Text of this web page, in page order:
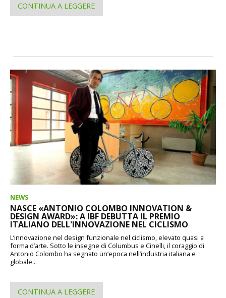
CONTINUA A LEGGERE
NEWS
NASCE «ANTONIO COLOMBO INNOVATION &
DESIGN AWARD»: A IBF DEBUTTA IL PREMIO
ITALIANO DELL'INNOVAZIONE NEL CICLISMO
L’innovazione nel design funzionale nel ciclismo, elevato quasi a
forma d’arte. Sotto le insegne di Columbus e Cinelli, il coraggio di
Antonio Colombo ha segnato un’epoca nell’industria italiana e
globale...
CONTINUA A LEGGERE